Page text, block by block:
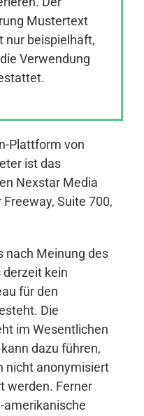
Mustertext
nur beispielhaft,
Verwendung
Plattform von
ist das
Nexstar Media
Suite 700,
nach Meinung des
derzeit kein
für den
Die
im Wesentlichen
dazu führen,
nicht anonymisiert
werden. Ferner
amerikanische